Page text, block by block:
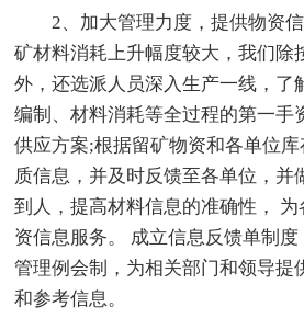
2、加大管理力度，提供物资信
矿材料消耗上升幅度较大，我们除
外，还选派人员深入生产一线，了
编制、材料消耗等全过程的第一手
供应方案;根据留矿物资和各单位
质信息，并及时反馈至各单位，并
到人，提高材料信息的准确性，
资信息服务。 成立信息反馈单制
管理例会制，为相关部门和领导提
和参考信息。